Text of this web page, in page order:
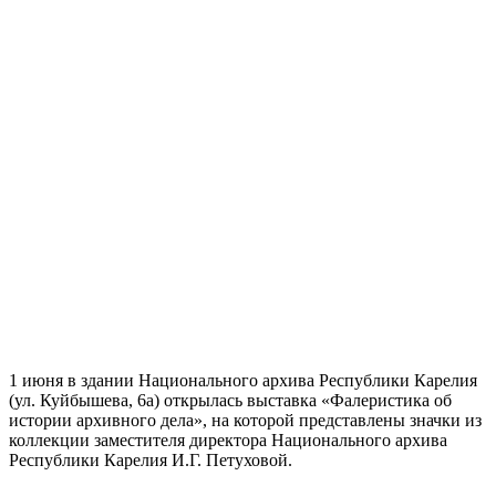
1 июня в здании Национального архива Республики Карелия
(ул. Куйбышева, 6а) открылась выставка «Фалеристика об
истории архивного дела», на которой представлены значки из
коллекции заместителя директора Национального архива
Республики Карелия И.Г. Петуховой.